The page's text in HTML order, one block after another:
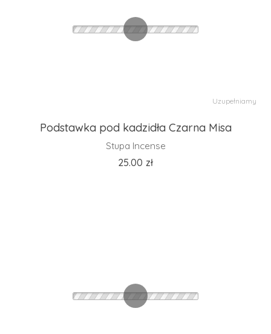
Uzupełniamy
Podstawka pod kadzidła Czarna Misa
Stupa Incense
25.00 zł